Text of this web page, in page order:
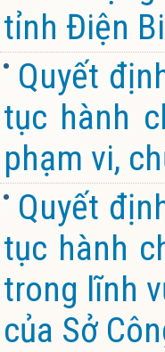
tỉnh Điện
Quyết
tục hành
phạm vi,
Quyết
tục hành
trong lĩnh
của Sở